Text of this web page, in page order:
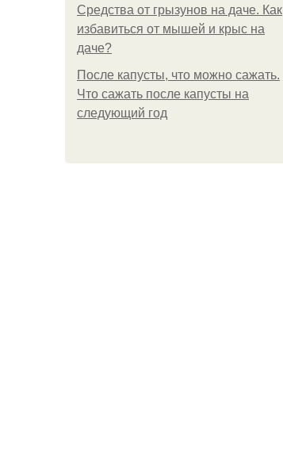
Средства от грызунов на даче. Как
избавиться от мышей и крыс на
даче?
После капусты, что можно сажать.
Что сажать после капусты на
следующий год